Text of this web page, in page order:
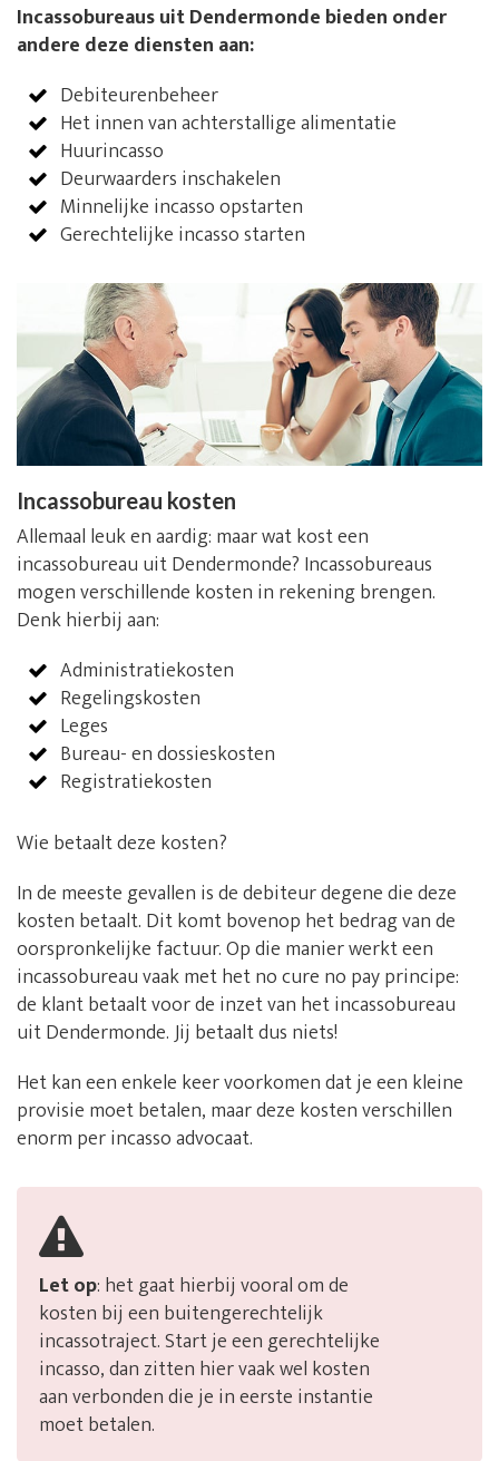
Incassobureaus uit Dendermonde bieden onder
andere deze diensten aan:
Debiteurenbeheer
Het innen van achterstallige alimentatie
Huurincasso
Deurwaarders inschakelen
Minnelijke incasso opstarten
Gerechtelijke incasso starten
Incassobureau kosten
Allemaal leuk en aardig: maar wat kost een
incassobureau uit Dendermonde? Incassobureaus
mogen verschillende kosten in rekening brengen.
Denk hierbij aan:
Administratiekosten
Regelingskosten
Leges
Bureau- en dossieskosten
Registratiekosten
Wie betaalt deze kosten?
In de meeste gevallen is de debiteur degene die deze
kosten betaalt. Dit komt bovenop het bedrag van de
oorspronkelijke factuur. Op die manier werkt een
incassobureau vaak met het no cure no pay principe:
de klant betaalt voor de inzet van het incassobureau
uit Dendermonde. Jij betaalt dus niets!
Het kan een enkele keer voorkomen dat je een kleine
provisie moet betalen, maar deze kosten verschillen
enorm per incasso advocaat.
Let op: het gaat hierbij vooral om de
kosten bij een buitengerechtelijk
incassotraject. Start je een gerechtelijke
incasso, dan zitten hier vaak wel kosten
aan verbonden die je in eerste instantie
moet betalen.